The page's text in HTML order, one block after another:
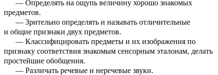
— Определять на ощупь величину хорошо знакомых
предметов.
— Зрительно определять и называть отличительные
и общие признаки двух предметов.
— Классифицировать предметы и их изображения по
признаку соответствия знакомым сенсорным эталонам, делать
простейшие обобщения.
— Различать речевые и неречевые звуки.